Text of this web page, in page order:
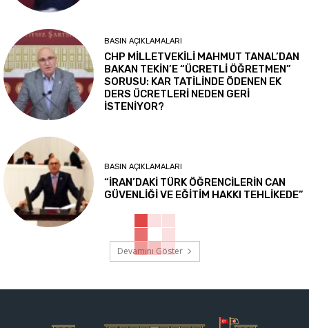
BASIN AÇIKLAMALARI
CHP MİLLETVEKİLİ MAHMUT TANAL’DAN
BAKAN TEKİN’E “ÜCRETLİ ÖĞRETMEN”
SORUSU: KAR TATİLİNDE ÖDENEN EK
DERS ÜCRETLERİ NEDEN GERİ
İSTENİYOR?
BASIN AÇIKLAMALARI
“İRAN’DAKİ TÜRK ÖĞRENCİLERİN CAN
GÜVENLİĞİ VE EĞİTİM HAKKI TEHLİKEDE”
Devamını Göster